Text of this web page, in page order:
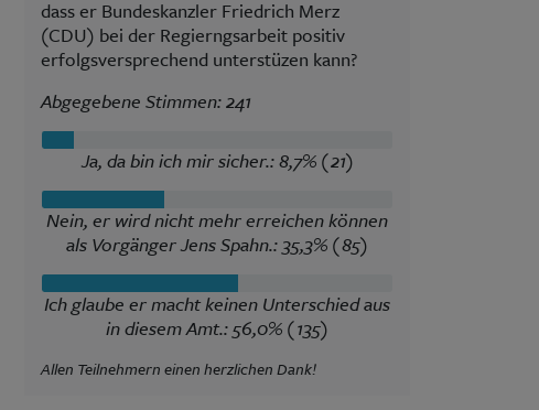
dass er Bundeskanzler Friedrich Merz
(CDU) bei der Regierngsarbeit positiv
erfolgsversprechend unterstüzen kann?
Abgegebene Stimmen: 241
Ja, da bin ich mir sicher.: 8,7% (21)
Nein, er wird nicht mehr erreichen können
als Vorgänger Jens Spahn.: 35,3% (85)
Ich glaube er macht keinen Unterschied aus
in diesem Amt.: 56,0% (135)
Allen Teilnehmern einen herzlichen Dank!